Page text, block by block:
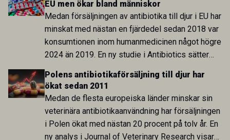
EU men ökar bland människor
Medan försäljningen av antibiotika till djur i EU har
minskat med nästan en fjärdedel sedan 2018 var
konsumtionen inom humanmedicinen något högre
2024 än 2019. En ny studie i Antibiotics sätter
utvecklingen inom de båda sektorerna sida vid
sida och pekar på en obalans i EU:s One Health-
arbete.
Polens antibiotikaförsäljning till djur har
ökat sedan 2011
Medan de flesta europeiska länder minskar sin
veterinära antibiotikaanvändning har försäljningen
i Polen ökat med nästan 20 procent på tolv år. En
ny analys i Journal of Veterinary Research visar